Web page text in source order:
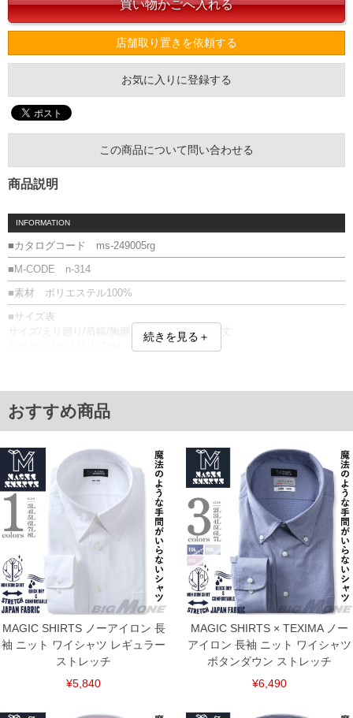
店舗取り置きを依頼する
お気に入りに登録する
この商品について問い合わせる
商品説明
INFORMATION
■カタログコード ms-249005rg
■M-CODE n-314
■素材 ポリエステル100%
■サイズ表
サイズ/えり廻り/肩幅/胸廻り/胴廻り/腰廻り/裄丈
4L/47/57/145/143/145/86
5L/49/59/151/149/151/88
6L/51/61/157/155/157/90
8L/55/65/169/167/169/90
単位はcm
※【返品交換について】
返品交換希望の方は、商品到着後1週間以内にご連絡ください。
下着(肌着)やワイシャツは商品の性質上、返品交換不可とさせて頂いております。予め
ご了承くださいませ。
※【ボトムの裾上げをご希望の場合】
裾上げ料金は500円+税となります。
備考欄に股下●cmとご記入下さい。（裾上げ無料対象商品は1本につき税込6,000円以
上の品が対象。1本5,999円以下の商品は有料（500円+税）となります。）
出荷まで約1週間～20日間程お時間を頂く場合がございます。
尚、裾上げした商品は返品・交換不可となりますので、予めご了承下さい。
一部、お直しに対応出来ない商品がございます。(例：裾にファスナーや調節ひもが付
いている、極端なデザインが施されている等)
※商品によって若干のサイズの誤差がございます。また、お客様がご使用の環境（コ
続きを見る＋
おすすめ商品
MAGIC SHIRTS ノーアイロン 長
袖 ニット ワイシャツ レギュラー
ストレッチ
¥5,840
MAGIC SHIRTS × TEXIMA ノー
アイロン 長袖 ニット ワイシャツ
ボタンダウン ストレッチ
¥6,490